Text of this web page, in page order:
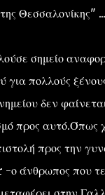
Θεσσαλονίκης" ...
σημείο
για πολλούς
δεν
προς αυτό.Όπως
προς την
άνθρωπος που